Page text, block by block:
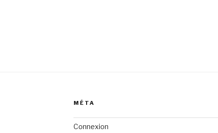
MÉTA
Connexion